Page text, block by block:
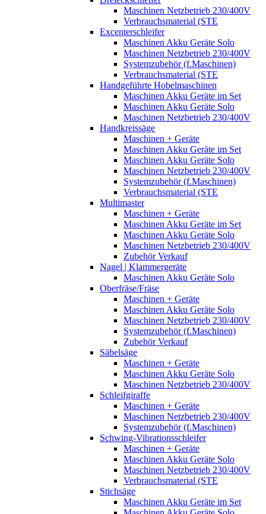
Maschinen Netzbetrieb 230/400V
Verbrauchsmaterial (STE
Excenterschleifer
Maschinen Akku Geräte Solo
Maschinen Netzbetrieb 230/400V
Systemzubehör (f.Maschinen)
Verbrauchsmaterial (STE
Handgeführte Hobelmaschinen
Maschinen Akku Geräte im Set
Maschinen Akku Geräte Solo
Maschinen Netzbetrieb 230/400V
Handkreissäge
Maschinen + Geräte
Maschinen Akku Geräte im Set
Maschinen Akku Geräte Solo
Maschinen Netzbetrieb 230/400V
Systemzubehör (f.Maschinen)
Verbrauchsmaterial (STE
Multimaster
Maschinen + Geräte
Maschinen Akku Geräte im Set
Maschinen Akku Geräte Solo
Maschinen Netzbetrieb 230/400V
Zubehör Verkauf
Nagel | Klammergeräte
Maschinen Akku Geräte Solo
Oberfräse/Fräse
Maschinen + Geräte
Maschinen Akku Geräte Solo
Maschinen Netzbetrieb 230/400V
Systemzubehör (f.Maschinen)
Zubehör Verkauf
Säbelsäge
Maschinen + Geräte
Maschinen Akku Geräte Solo
Maschinen Netzbetrieb 230/400V
Schleifgiraffe
Maschinen + Geräte
Maschinen Netzbetrieb 230/400V
Systemzubehör (f.Maschinen)
Schwing-Vibrationsschleifer
Maschinen + Geräte
Maschinen Akku Geräte Solo
Maschinen Netzbetrieb 230/400V
Verbrauchsmaterial (STE
Stichsäge
Maschinen Akku Geräte im Set